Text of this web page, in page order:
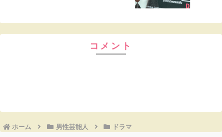
コメント
ホーム 男性芸能人 ドラマ